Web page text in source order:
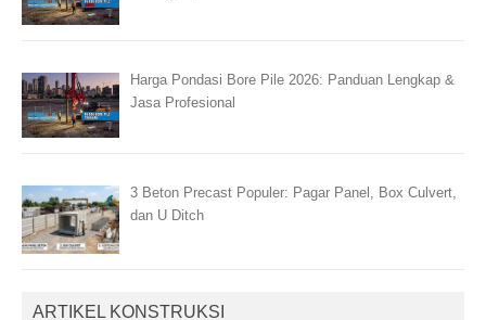
Harga Pondasi Bore Pile 2026: Panduan Lengkap &
Jasa Profesional
3 Beton Precast Populer: Pagar Panel, Box Culvert,
dan U Ditch
ARTIKEL KONSTRUKSI